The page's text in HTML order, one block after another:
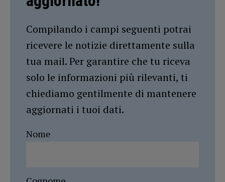
Compilando i campi seguenti potrai
ricevere le notizie direttamente sulla
tua mail. Per garantire che tu riceva
solo le informazioni più rilevanti, ti
chiediamo gentilmente di mantenere
aggiornati i tuoi dati.
Nome